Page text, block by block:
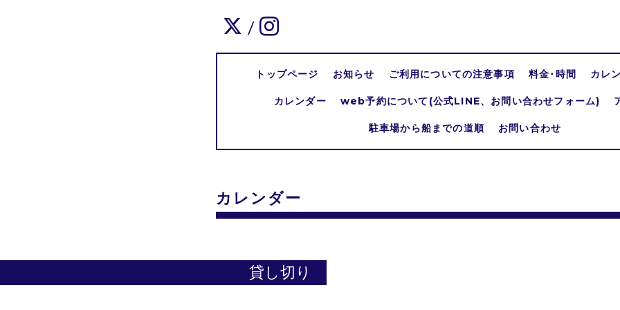
/
トップページ お知らせ ご利用についての注意事項 料金･時間 カレ
カレンダー web予約について(公式LINE、お問い合わせフォーム)
駐車場から船までの道順 お問い合わせ
カレンダー
貸し切り